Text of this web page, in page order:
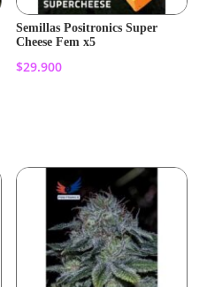
Semillas Positronics Super
Cheese Fem x5
$29.900